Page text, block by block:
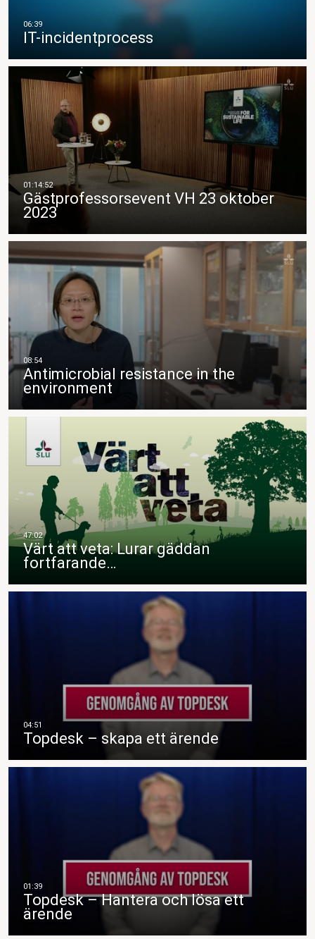
IT-incidentprocess
Gästprofessorsevent VH 23 oktober
2023
Antimicrobial resistance in the
environment
Värt att veta: Lurar gäddan
fortfarande…
Topdesk – skapa ett ärende
Topdesk – Hantera och lösa ett
ärende